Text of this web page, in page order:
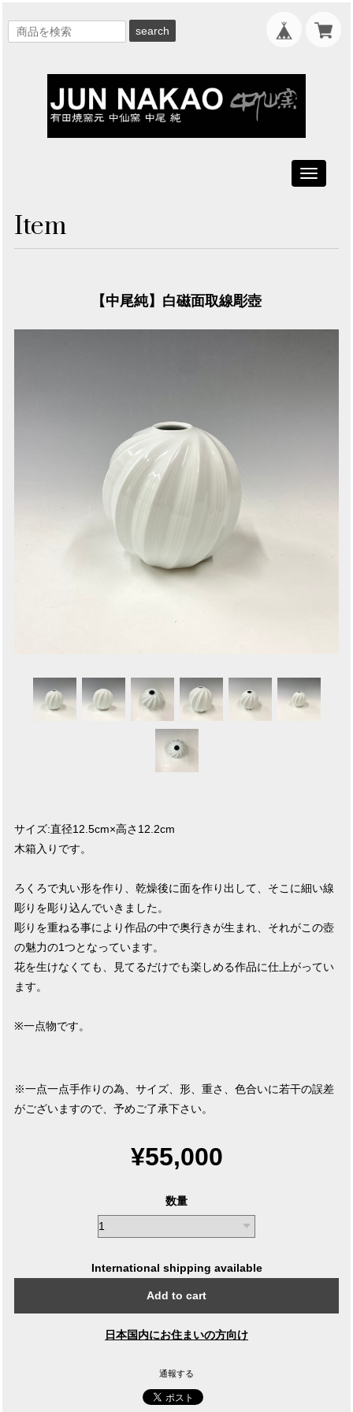
search
Toggle
Item
【中尾純】白磁面取線彫壺
サイズ:直径12.5cm×高さ12.2cm
木箱入りです。
ろくろで丸い形を作り、乾燥後に面を作り出して、そこに細い線
彫りを彫り込んでいきました。
彫りを重ねる事により作品の中で奥行きが生まれ、それがこの壺
の魅力の1つとなっています。
花を生けなくても、見てるだけでも楽しめる作品に仕上がってい
ます。
※一点物です。
※一点一点手作りの為、サイズ、形、重さ、色合いに若干の誤差
がございますので、予めご了承下さい。
¥55,000
数量
International shipping available
Add to cart
日本国内にお住まいの方向け
通報する